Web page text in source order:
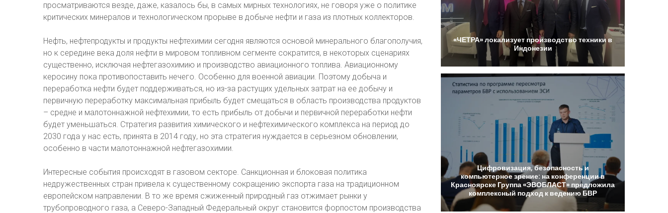
просматриваются везде, даже, казалось бы, в самых мирных технологиях, не говоря уже о политике
критических минералов и технологическом прорыве в добыче нефти и газа из плотных коллекторов.
Нефть, нефтепродукты и продукты нефтехимии сегодня являются основой минерального благополучия,
но к середине века доля нефти в мировом топливном сегменте сократится, в некоторых сценариях
существенно, исключая нефтегазохимию и производство авиационного топлива. Авиационному
керосину пока противопоставить нечего. Особенно для военной авиации. Поэтому добыча и
переработка нефти будет поддерживаться, но из-за растущих удельных затрат на ее добычу и
первичную переработку максимальная прибыль будет смещаться в область производства продуктов
– средне и малотоннажной нефтехимии, то есть прибыль от добычи и первичной переработки нефти
будет уменьшаться. Стратегия развития химического и нефтехимического комплекса на период до
2030 года у нас есть, принята в 2014 году, но эта стратегия нуждается в серьезном обновлении,
особенно в части малотоннажной нефтегазохимии.
Интересные события происходят в газовом секторе. Санкционная и блоковая политика
недружественных стран привела к существенному сокращению экспорта газа на традиционном
европейском направлении. В то же время сжиженный природный газ отжимает рынки у
трубопроводного газа, а Северо-Западный Федеральный округ становится форпостом производства
«ЧЕТРА»локализует производство техникив
Индонезии
Цифровизация,безопасностьи
компьютерноезрение: на конференциив
Красноярске Группа«ЭВОБЛАСТ» предложила
комплексный подход к ведению БВР